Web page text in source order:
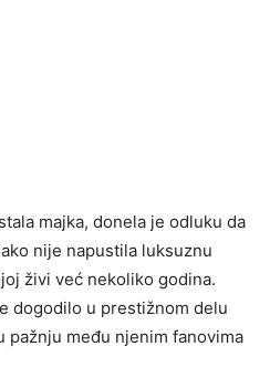
majka, donela je odluku da
nije napustila luksuznu
živi već nekoliko godina.
dogodilo u prestižnom delu
pažnju među njenim fanovima